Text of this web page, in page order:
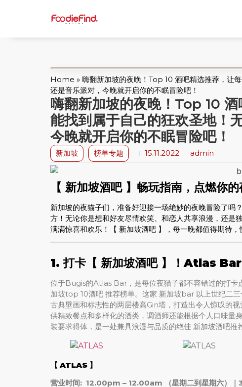
Home » 嗨翻新加坡的夜晚！Top 10 酒吧精选推荐，让
还是音乐派对，今晚就开启你的不眠冒险吧！
嗨翻新加坡的夜晚！Top 10
能找到属于自己的狂欢圣地！
今晚就开启你的不眠冒险吧！
新加坡 榜单专题 15.11.2022 admin
【 新加坡酒吧 】畅玩指南，点燃你的
新加坡的夜猫子们，准备好迎接一场绝妙的夜晚冒险了吗
方！无论你是想和好友尽情欢笑、和恋人共享浪漫，还是
满满惊喜和欢乐！【 新加坡酒吧 】，每一晚都值得期待
1. 打卡 【 新加坡酒吧 】 ！Atlas Bar
位于Bugis的Atlas Bar，是每位夜猫子都不容错过的打
加坡top 10酒吧 推荐榜单。这家 新加坡bar 以上世纪二
古典壁画和标志性的两层楼高Gin塔，打造出令人惊叹的
供精致餐点和多样化的酒类，调酒师还能根据个人口味量
装要求得体，是一处兼具浪漫与品质的绝佳 新加坡酒吧推
【 ATLAS 】
营业时间: 12.00pm – 12.00am （星期二到星期六）